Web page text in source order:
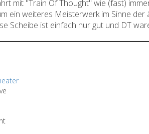
mit "Train Of Thought" wie (fast)
ein weiteres Meisterwerk im Sinne
Scheibe ist einfach nur gut und DT